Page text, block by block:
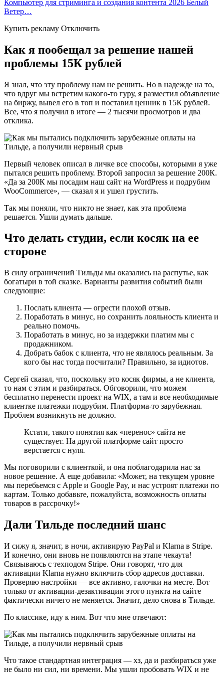
Компьютер для стриминга и создания контента 2026 Белый
Ветер…
Купить рекламу Отключить
Как я пообещал за решение нашей
проблемы 15К рублей
Я знал, что эту проблему нам не решить. Но в надежде на то,
что вдруг мы встретим какого-то гуру, я разместил объявление
на биржу, вывел его в топ и поставил ценник в 15К рублей.
Все, что я получил в итоге — 2 тысячи просмотров и два
отклика.
Первый человек описал в личке все способы, которыми я уже
пытался решить проблему. Второй запросил за решение 200К.
«Да за 200К мы посадим наш сайт на WordPress и подрубим
WooCommerce», — сказал я и ушел грустить.
Так мы поняли, что никто не знает, как эта проблема
решается. Ушли думать дальше.
Что делать студии, если косяк на ее
стороне
В силу ограничений Тильды мы оказались на распутье, как
богатыри в той сказке. Варианты развития событий были
следующие:
Послать клиента — огрести плохой отзыв.
Поработать в минус, но сохранить лояльность клиента и
реально помочь.
Поработать в минус, но за издержки платим мы с
продажником.
Добрать бабок с клиента, что не являлось реальным. За
кого бы нас тогда посчитали? Правильно, за идиотов.
Сергей сказал, что, поскольку это косяк фирмы, а не клиента,
то нам с этим и разбираться. Обговорили, что можем
бесплатно перенести проект на WIX, а там и все необходимые
клиентке платежки подрубим. Платформа-то зарубежная.
Проблем возникнуть не должно.
Кстати, такого понятия как «перенос» сайта не
существует. На другой платформе сайт просто
верстается с нуля.
Мы поговорили с клиенткой, и она поблагодарила нас за
новое решение. А еще добавила: «Может, на текущем уровне
мы перебьемся с Apple и Google Pay, и нас устроят платежи по
картам. Только добавьте, пожалуйста, возможность оплаты
товаров в рассрочку!»
Дали Тильде последний шанс
И сижу я, значит, в ночи, активирую PayPal и Klarna в Stripe.
И конечно, они вновь не появляются на этапе чекаута!
Связываюсь с техподом Stripe. Они говорят, что для
активации Klarna нужно включить сбор адресов доставки.
Проверяю настройки — все активно, галочки на месте. Вот
только от активации-дезактивации этого пункта на сайте
фактически ничего не меняется. Значит, дело снова в Тильде.
По классике, иду к ним. Вот что мне отвечают:
Что такое стандартная интеграция — хз, да и разбираться уже
не было ни сил, ни времени. Мы ушли пробовать WIX и не